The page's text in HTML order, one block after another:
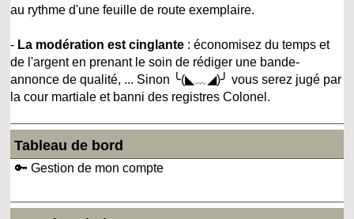
au rythme d'une feuille de route exemplaire.
- La modération est cinglante : économisez du temps et
de l'argent en prenant le soin de rédiger une bande-
annonce de qualité, ... Sinon ╰(◣﹏◢)╯ vous serez jugé par
la cour martiale et banni des registres Colonel.
Tableau de bord
🔑 Gestion de mon compte